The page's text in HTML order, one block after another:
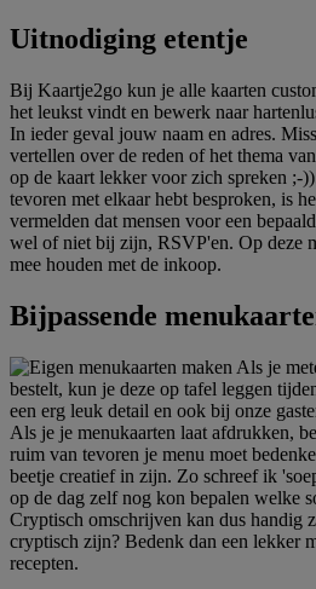
Uitnodiging etentje
Bij Kaartje2go kun je alle kaarten
het leukst vindt en bewerk naar
In ieder geval jouw naam en adres.
vertellen over de reden of het thema
op de kaart lekker voor zich spreken ;-
tevoren met elkaar hebt besproken, is
vermelden dat mensen voor een
wel of niet bij zijn, RSVP'en. Op deze
mee houden met de inkoop.
Bijpassende
Als je
bestelt, kun je deze op tafel leggen
een erg leuk detail en ook bij onze
Als je je menukaarten laat afdrukken,
ruim van tevoren je menu moet
beetje creatief in zijn. Zo schreef ik
op de dag zelf nog kon bepalen welke
Cryptisch omschrijven kan dus handig
cryptisch zijn? Bedenk dan een lekker
recepten.